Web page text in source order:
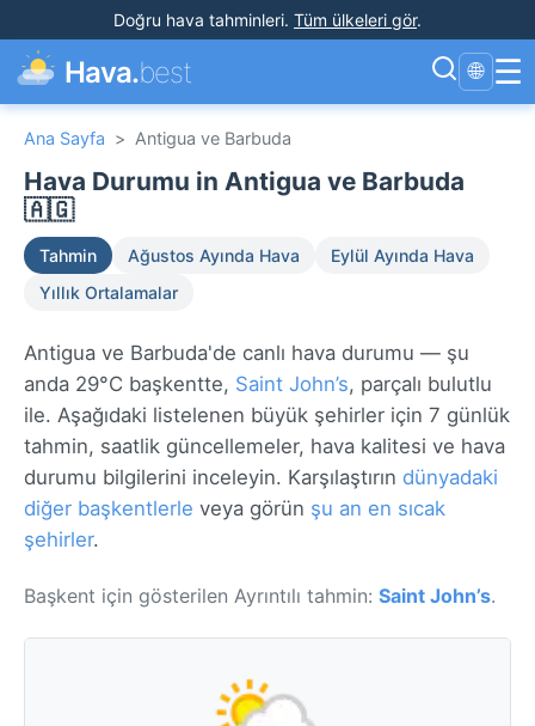
Doğru hava tahminleri. Tüm ülkeleri gör.
Hava.best 🌐 ☰
Ana Sayfa > Antigua ve Barbuda
Hava Durumu in Antigua ve Barbuda
🇦🇬
Tahmin Ağustos Ayında Hava
Eylül Ayında Hava
Yıllık Ortalamalar
Antigua ve Barbuda'de canlı hava durumu — şu
anda 29°C başkentte, Saint John’s, parçalı bulutlu
ile. Aşağıdaki listelenen büyük şehirler için 7 günlük
tahmin, saatlik güncellemeler, hava kalitesi ve hava
durumu bilgilerini inceleyin. Karşılaştırın dünyadaki
diğer başkentlerle veya görün şu an en sıcak
şehirler.
Başkent için gösterilen Ayrıntılı tahmin: Saint John’s.